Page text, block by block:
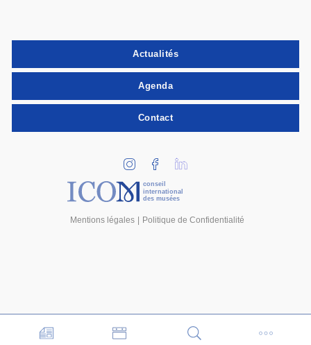
Actualités
Agenda
Contact
conseil
international
des musées
Mentions légales Politique de Confidentialité